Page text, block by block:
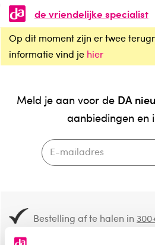
de vriendelijke specialist
Op dit moment zijn er twee
informatie vind je hier
Meld je aan voor de DA
aanbiedingen en
Bestelling af te halen in